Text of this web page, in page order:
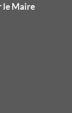
le Maire